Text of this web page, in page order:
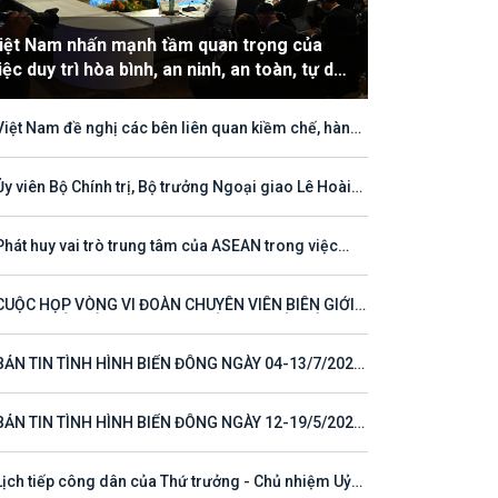
Nam nhấn mạnh tầm quan trọng của
duy trì hòa bình, an ninh, an toàn, tự do
hải và hàng không
Nam đề nghị các bên liên quan kiềm chế, hành
và quyền tài phán đối với vùng đặc quyền kinh tế
lục địa của quốc gia ven biển
viên Bộ Chính trị, Bộ trưởng Ngoại giao Lê Hoài
33
huy vai trò trung tâm của ASEAN trong việc
HỌP VÒNG VI ĐOÀN CHUYÊN VIÊN BIÊN GIỚI
TÁC VÀ PHÁT TRIỂN
TIN TÌNH HÌNH BIỂN ĐÔNG NGÀY 04-13/7/2026
TIN TÌNH HÌNH BIỂN ĐÔNG NGÀY 12-19/5/2026
tiếp công dân của Thứ trưởng - Chủ nhiệm Uỷ